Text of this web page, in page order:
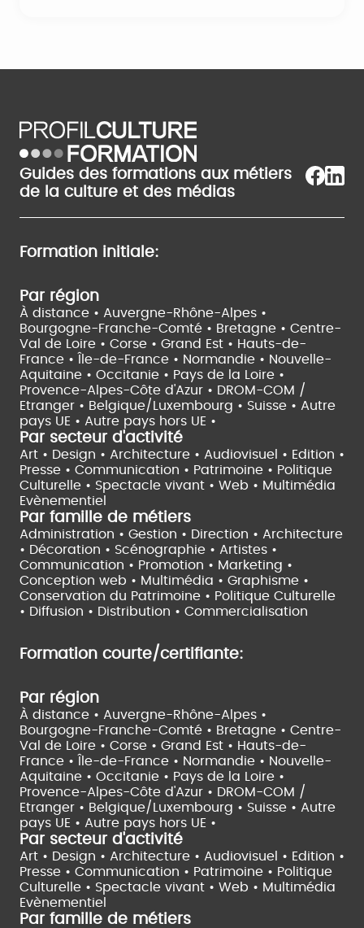
Guides des formations aux métiers
de la culture et des médias
Formation initiale:
Par région
À distance • Auvergne-Rhône-Alpes •
Bourgogne-Franche-Comté • Bretagne • Centre-
Val de Loire • Corse • Grand Est • Hauts-de-
France •
Île-de-France • Normandie • Nouvelle-
Aquitaine • Occitanie • Pays de la Loire •
Provence-Alpes-Côte d'Azur • DROM-COM /
Etranger • Belgique/Luxembourg • Suisse • Autre
pays UE • Autre pays hors UE •
Par secteur d'activité
Art • Design • Architecture • Audiovisuel • Edition •
Presse • Communication • Patrimoine • Politique
Culturelle • Spectacle vivant • Web • Multimédia
Evènementiel
Par famille de métiers
Administration • Gestion • Direction • Architecture
• Décoration • Scénographie • Artistes •
Communication • Promotion • Marketing •
Conception web • Multimédia • Graphisme •
Conservation du Patrimoine • Politique Culturelle
• Diffusion • Distribution • Commercialisation
Formation courte/certifiante:
Par région
À distance • Auvergne-Rhône-Alpes •
Bourgogne-Franche-Comté • Bretagne • Centre-
Val de Loire • Corse • Grand Est • Hauts-de-
France •
Île-de-France • Normandie • Nouvelle-
Aquitaine • Occitanie • Pays de la Loire •
Provence-Alpes-Côte d'Azur • DROM-COM /
Etranger • Belgique/Luxembourg • Suisse • Autre
pays UE • Autre pays hors UE •
Par secteur d'activité
Art • Design • Architecture • Audiovisuel • Edition •
Presse • Communication • Patrimoine • Politique
Culturelle • Spectacle vivant • Web • Multimédia
Evènementiel
Par famille de métiers